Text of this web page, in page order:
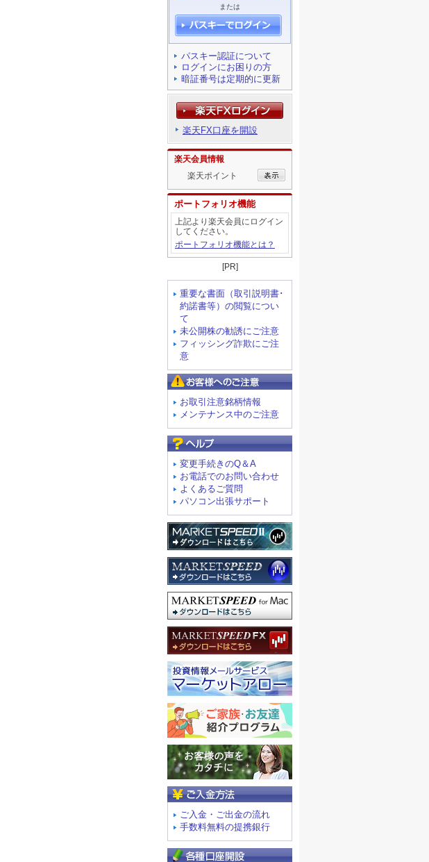
または
パスキー認証について
ログインにお困りの方
暗証番号は定期的に更新
楽天FX口座を開設
楽天会員情報
楽天ポイント
ポートフォリオ機能
上記より楽天会員にログイン
してください。
ポートフォリオ機能とは？
[PR]
重要な書面（取引説明書･
約諾書等）の閲覧につい
て
未公開株の勧誘にご注意
フィッシング詐欺にご注
意
お取引注意銘柄情報
メンテナンス中のご注意
変更手続きのQ＆A
お電話でのお問い合わせ
よくあるご質問
パソコン出張サポート
ご入金・ご出金の流れ
手数料無料の提携銀行